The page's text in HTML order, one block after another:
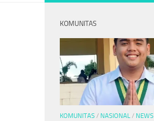
KOMUNITAS
KOMUNITAS / NASIONAL / NEWS